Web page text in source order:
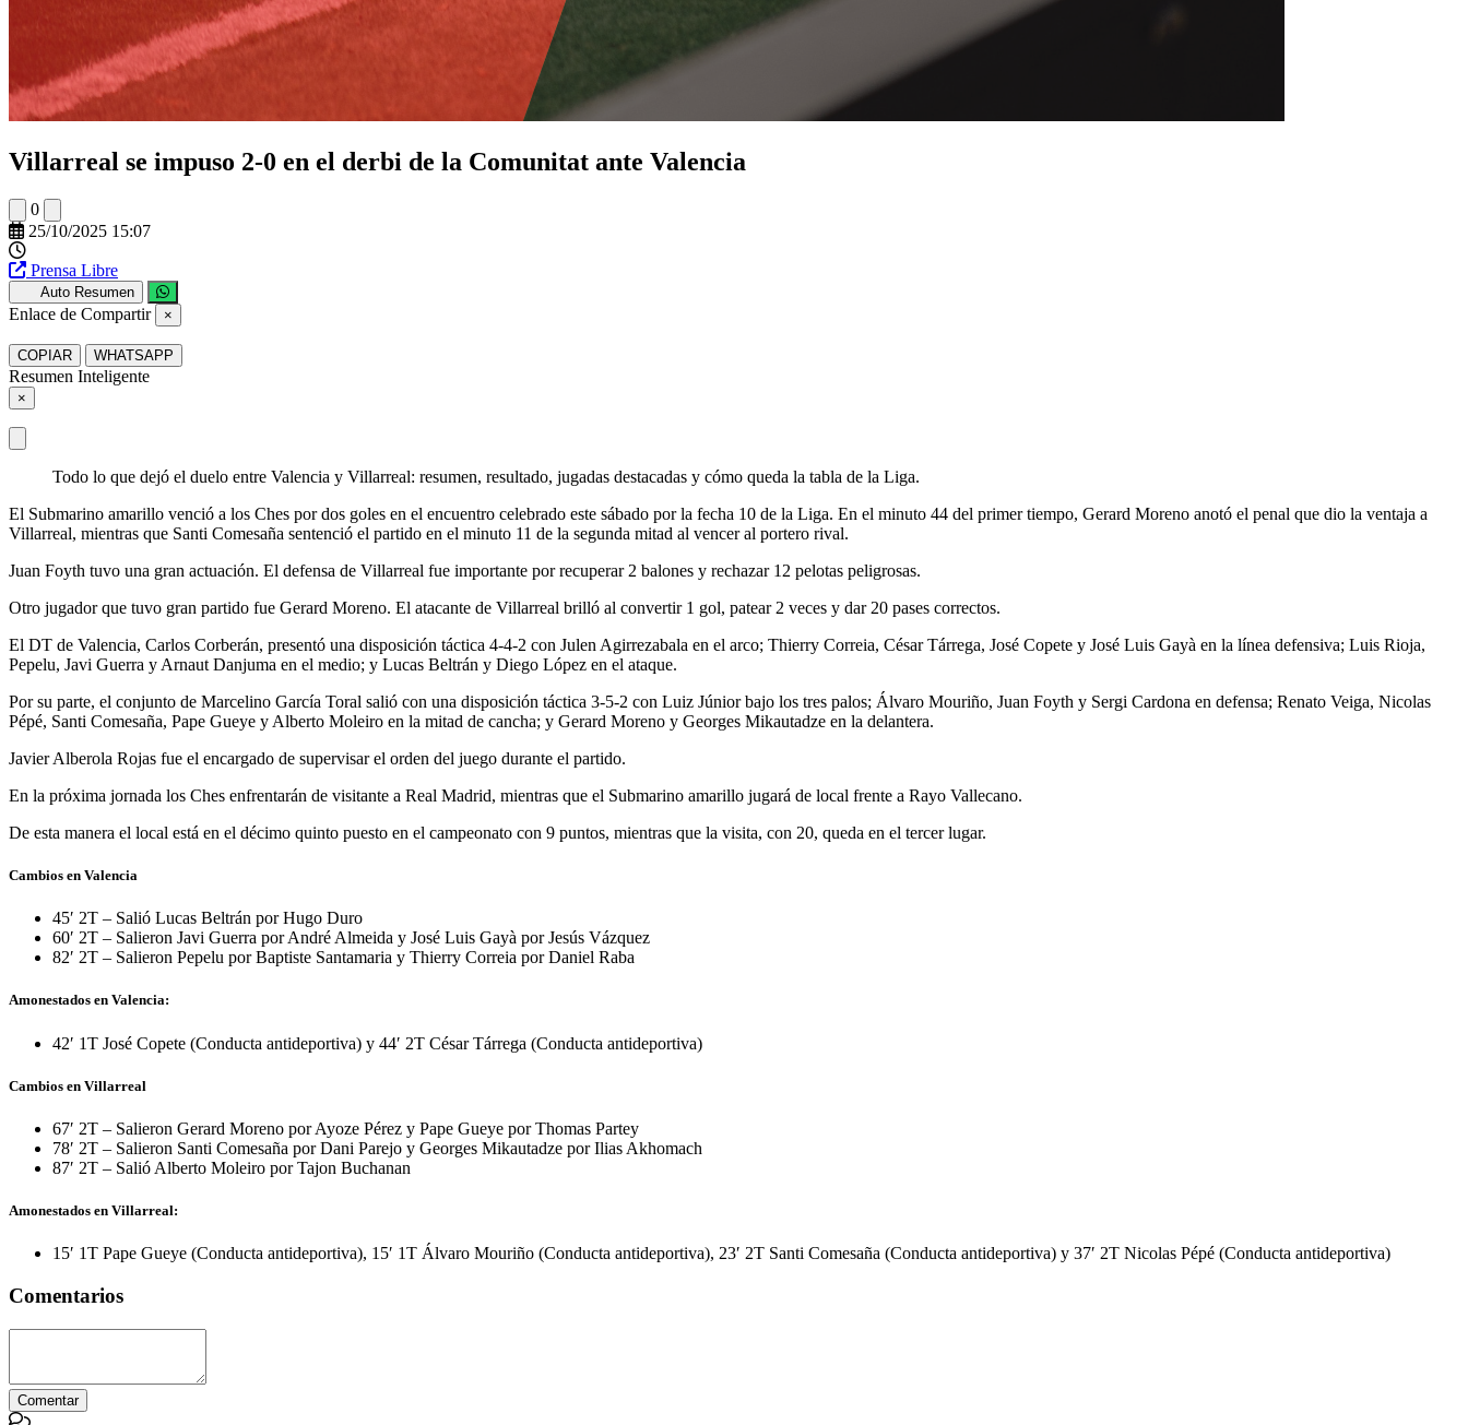
Villarreal se impuso 2-0 en el derbi de la Comunitat ante Valencia
0
25/10/2025 15:07
Prensa Libre
Auto Resumen
Enlace de Compartir ×
COPIAR WHATSAPP
Resumen Inteligente
×
Todo lo que dejó el duelo entre Valencia y Villarreal: resumen, resultado, jugadas destacadas y cómo queda la tabla de la Liga.
El Submarino amarillo venció a los Ches por dos goles en el encuentro celebrado este sábado por la fecha 10 de la Liga. En el minuto 44 del primer tiempo, Gerard Moreno anotó el penal que dio la ventaja a
Villarreal, mientras que Santi Comesaña sentenció el partido en el minuto 11 de la segunda mitad al vencer al portero rival.
Juan Foyth tuvo una gran actuación. El defensa de Villarreal fue importante por recuperar 2 balones y rechazar 12 pelotas peligrosas.
Otro jugador que tuvo gran partido fue Gerard Moreno. El atacante de Villarreal brilló al convertir 1 gol, patear 2 veces y dar 20 pases correctos.
El DT de Valencia, Carlos Corberán, presentó una disposición táctica 4-4-2 con Julen Agirrezabala en el arco; Thierry Correia, César Tárrega, José Copete y José Luis Gayà en la línea defensiva; Luis Rioja,
Pepelu, Javi Guerra y Arnaut Danjuma en el medio; y Lucas Beltrán y Diego López en el ataque.
Por su parte, el conjunto de Marcelino García Toral salió con una disposición táctica 3-5-2 con Luiz Júnior bajo los tres palos; Álvaro Mouriño, Juan Foyth y Sergi Cardona en defensa; Renato Veiga, Nicolas
Pépé, Santi Comesaña, Pape Gueye y Alberto Moleiro en la mitad de cancha; y Gerard Moreno y Georges Mikautadze en la delantera.
Javier Alberola Rojas fue el encargado de supervisar el orden del juego durante el partido.
En la próxima jornada los Ches enfrentarán de visitante a Real Madrid, mientras que el Submarino amarillo jugará de local frente a Rayo Vallecano.
De esta manera el local está en el décimo quinto puesto en el campeonato con 9 puntos, mientras que la visita, con 20, queda en el tercer lugar.
Cambios en Valencia
45′ 2T – Salió Lucas Beltrán por Hugo Duro
60′ 2T – Salieron Javi Guerra por André Almeida y José Luis Gayà por Jesús Vázquez
82′ 2T – Salieron Pepelu por Baptiste Santamaria y Thierry Correia por Daniel Raba
Amonestados en Valencia:
42′ 1T José Copete (Conducta antideportiva) y 44′ 2T César Tárrega (Conducta antideportiva)
Cambios en Villarreal
67′ 2T – Salieron Gerard Moreno por Ayoze Pérez y Pape Gueye por Thomas Partey
78′ 2T – Salieron Santi Comesaña por Dani Parejo y Georges Mikautadze por Ilias Akhomach
87′ 2T – Salió Alberto Moleiro por Tajon Buchanan
Amonestados en Villarreal:
15′ 1T Pape Gueye (Conducta antideportiva), 15′ 1T Álvaro Mouriño (Conducta antideportiva), 23′ 2T Santi Comesaña (Conducta antideportiva) y 37′ 2T Nicolas Pépé (Conducta antideportiva)
Comentarios
Comentar